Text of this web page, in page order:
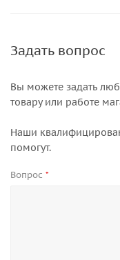
Задать вопрос
Вы можете задать
товару или работе
Наши
помогут.
Вопрос *